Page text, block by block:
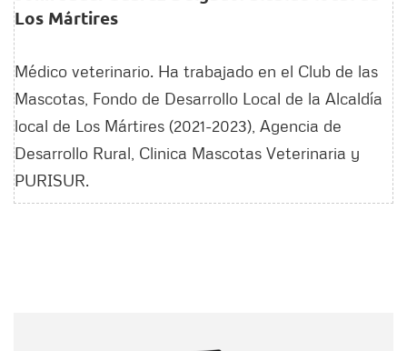
Los Mártires
Médico veterinario. Ha trabajado en el Club de las
Mascotas, Fondo de Desarrollo Local de la Alcaldía
local de Los Mártires (2021-2023), Agencia de
Desarrollo Rural, Clinica Mascotas Veterinaria y
PURISUR.